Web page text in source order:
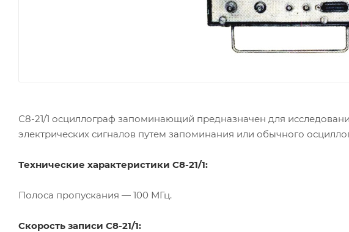
С8-21/1 осциллограф запоминающий предназначен для
электрических сигналов путем запоминания или обычного
Технические характеристики С8-21/1:
Полоса пропускания — 100 МГц.
Скорость записи С8-21/1: